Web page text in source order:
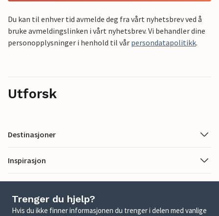
Du kan til enhver tid avmelde deg fra vårt nyhetsbrev ved å
bruke avmeldingslinken i vårt nyhetsbrev. Vi behandler dine
personopplysninger i henhold til vår persondatapolitikk.
Utforsk
Destinasjoner
Inspirasjon
Trenger du hjelp?
Hvis du ikke finner informasjonen du trenger i delen med vanlige